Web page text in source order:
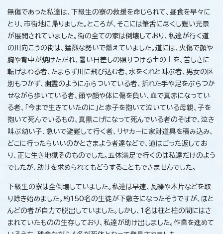
無傷であった私達は、下級生の寮の救援を命じられて、昼食を早々に
とり、市街地に帰りました。ところが、そこには筆舌に尽くし難い光景
が展開されていました。街の全ての家は倒壊しており、私達が行く道
の川向こうの街は、猛烈な勢いで燃えていました。道には、火傷で顔や
胸や背中が焼けただれ、暑い日差しの照りつける土の上を、苦しさに
転げまわる者、たまらず川に飛び込む者、水をくれと叫ぶ者、男女の区
別もつかず、幽霊のようにふらついている者、折れた手や足をぶらつか
せながら歩いている者、頭や顔や体に傷を負い、血で真赤になってい
る者、「今まで生きていたのに」と赤子を抱いて泣いている母親、子を
抱いて死んでいるもの、真黒こげになって死んでいる者のそばで、泣き
叫ぶ幼い子、急いで避難して行く者、リヤカーに家財道具を積み込み、
どこに行ったらいいのかとさまよう者達などで、道はごった返してお
り、正に生き地獄そのものでした。五体満足で行くのは私達だけのよう
でしたが、助けを求められてもどうすることもできませんでした。
下級生の寮は全倒壊していました。私達は早速、瓦礫や木片などを取
り除き始めました。約150名の生徒が下敷きになったそうですが、ほと
んどの者が自力で脱出していました。しかし、1名は柱と柱の間にはさ
まれていたものの生存しており、私達が助け出しました。作業を進めて